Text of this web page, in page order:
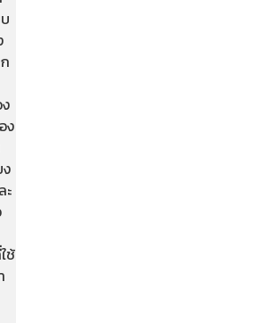
ง
ะ
ช้